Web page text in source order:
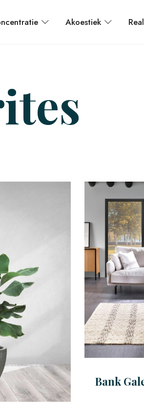
Akoestiek
Bank